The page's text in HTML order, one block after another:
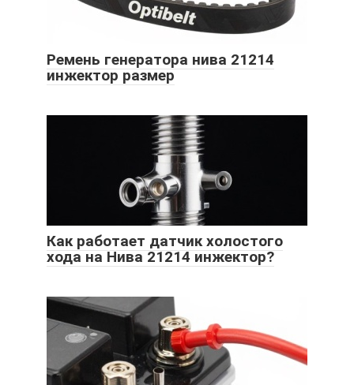
Ремень генератора нива 21214
инжектор размер
Как работает датчик холостого
хода на Нива 21214 инжектор?